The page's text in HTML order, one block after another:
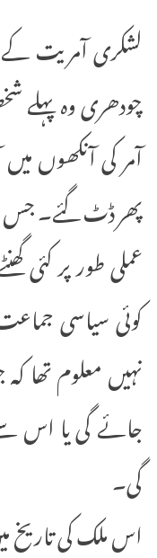
لشکری آمریت
چودھری وہ پہلے
آمر کی آنکھوں
پھر ڈٹ گئے۔ جس
عملی طور پر کئی
کوئی سیاسی
نہیں معلوم تھا
جائے گی یا اس
گی۔
اس ملک کی تاریخ